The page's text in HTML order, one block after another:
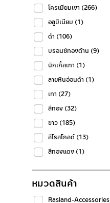
โครเมียมเงา (266)
อลูมิเนียม (1)
ดำ (106)
บรอนซ์ทองด้าน (9)
นิกเกิ้ลเทา (1)
ลายหินอ่อนดำ (1)
เทา (27)
สีทอง (32)
ขาว (185)
สีโรสโกลด์ (13)
สีทองแดง (1)
หมวดสินค้า
Rasland-Accessories